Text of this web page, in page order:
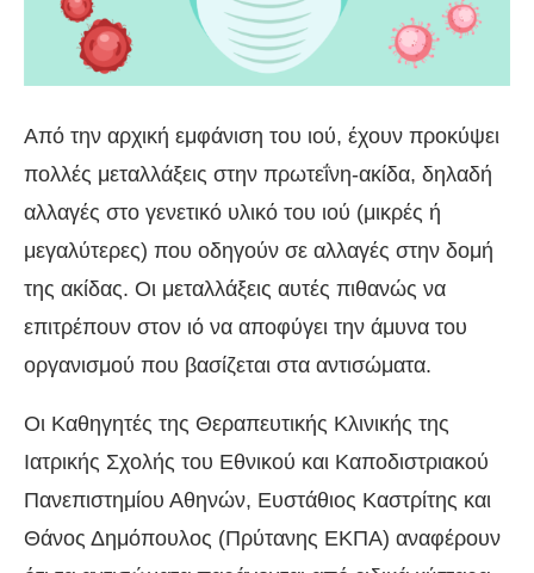
Από την αρχική εμφάνιση του ιού, έχουν προκύψει
πολλές μεταλλάξεις στην πρωτεΐνη-ακίδα, δηλαδή
αλλαγές στο γενετικό υλικό του ιού (μικρές ή
μεγαλύτερες) που οδηγούν σε αλλαγές στην δομή
της ακίδας. Οι μεταλλάξεις αυτές πιθανώς να
επιτρέπουν στον ιό να αποφύγει την άμυνα του
οργανισμού που βασίζεται στα αντισώματα.
Οι Καθηγητές της Θεραπευτικής Κλινικής της
Ιατρικής Σχολής του Εθνικού και Καποδιστριακού
Πανεπιστημίου Αθηνών, Ευστάθιος Καστρίτης και
Θάνος Δημόπουλος (Πρύτανης ΕΚΠΑ) αναφέρουν